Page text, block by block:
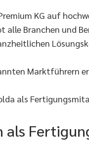
KG auf
Branchen und
Marktführern
als
als